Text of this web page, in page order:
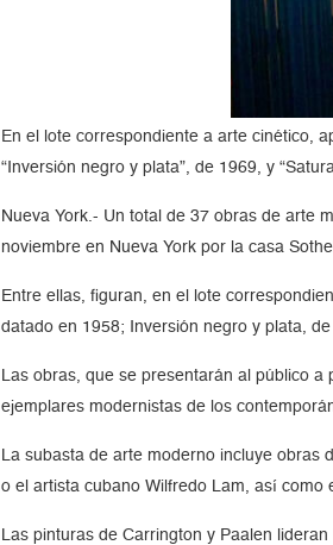
En el lote correspondiente a arte cinético,
“Inversión negro y plata”, de 1969, y
Nueva York.- Un total de 37 obras de arte
noviembre en Nueva York por la casa
Entre ellas, figuran, en el lote
datado en 1958; Inversión negro y plata,
Las obras, que se presentarán al público
ejemplares modernistas de los
La subasta de arte moderno incluye
o el artista cubano Wilfredo Lam, así como
Las pinturas de Carrington y Paalen